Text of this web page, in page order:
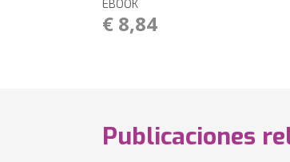
EBOOK
€ 8,84
Publicaciones